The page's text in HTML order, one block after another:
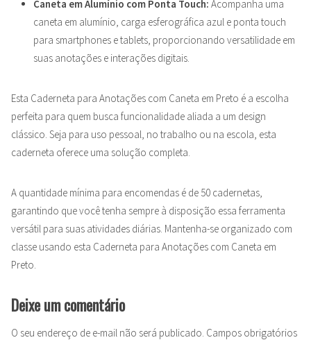
Caneta em Alumínio com Ponta Touch: Acompanha uma
caneta em alumínio, carga esferográfica azul e ponta touch
para smartphones e tablets, proporcionando versatilidade em
suas anotações e interações digitais.
Esta Caderneta para Anotações com Caneta em Preto é a escolha
perfeita para quem busca funcionalidade aliada a um design
clássico. Seja para uso pessoal, no trabalho ou na escola, esta
caderneta oferece uma solução completa.
A quantidade mínima para encomendas é de 50 cadernetas,
garantindo que você tenha sempre à disposição essa ferramenta
versátil para suas atividades diárias. Mantenha-se organizado com
classe usando esta Caderneta para Anotações com Caneta em
Preto.
Deixe um comentário
O seu endereço de e-mail não será publicado. Campos obrigatórios